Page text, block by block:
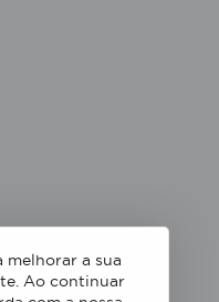
melhorar a sua
Ao continuar